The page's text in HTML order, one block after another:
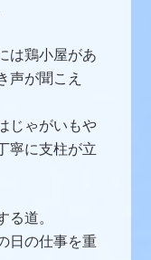
は鶏小屋があ
声が聞こえ
じゃがいもや
寧に支柱が立
る道。
日の仕事を重